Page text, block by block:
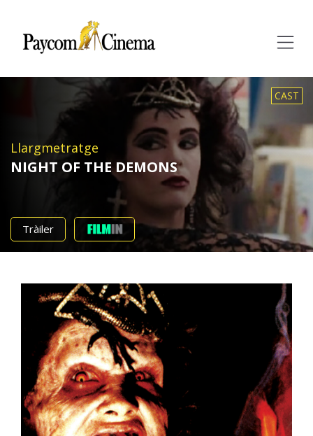
CAST
Llargmetratge
NIGHT OF THE DEMONS
Tràiler